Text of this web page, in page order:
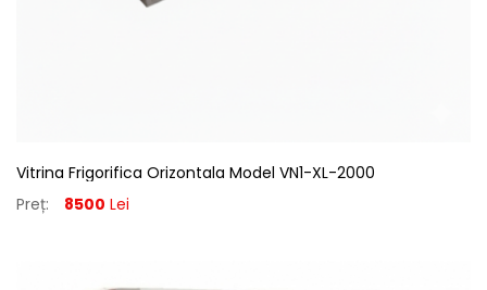
Vitrina Frigorifica Orizontala Model VN1-XL-2000
Preț:
8500 Lei